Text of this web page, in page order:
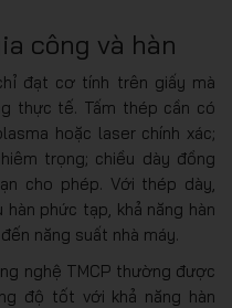
công và hàn
đạt cơ tính trên giấy mà
thực tế. Tấm thép cần có
hoặc laser chính xác;
trọng; chiều dày đồng
cho phép. Với thép dày,
phức tạp, khả năng hàn
năng suất nhà máy.
nghệ TMCP thường được
độ tốt với khả năng hàn